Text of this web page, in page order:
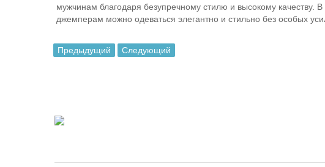
мужчинам благодаря безупречному стилю и высокому
джемперам можно одеваться элегантно и стильно без особых
Предыдущий Следующий